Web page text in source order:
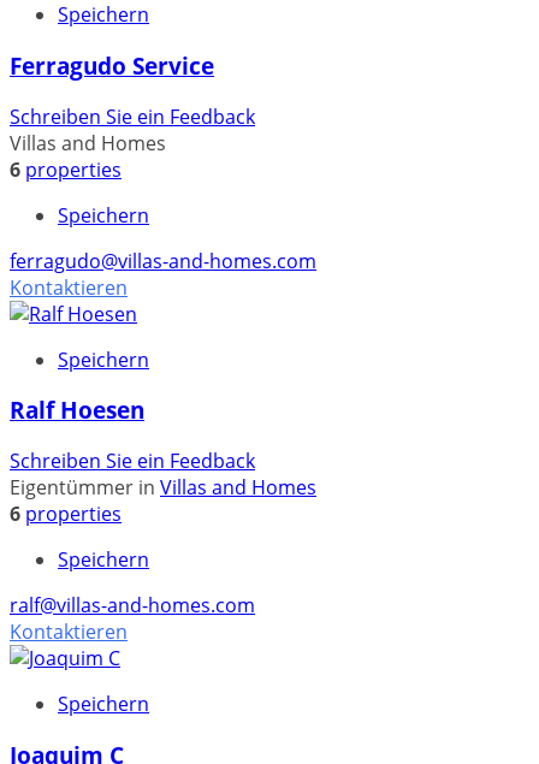
Speichern
Ferragudo Service
Schreiben Sie ein Feedback
Villas and Homes
6 properties
Speichern
ferragudo@villas-and-homes.com
Kontaktieren
Speichern
Ralf Hoesen
Schreiben Sie ein Feedback
Eigentümmer in Villas and Homes
6 properties
Speichern
ralf@villas-and-homes.com
Kontaktieren
Speichern
Joaquim C